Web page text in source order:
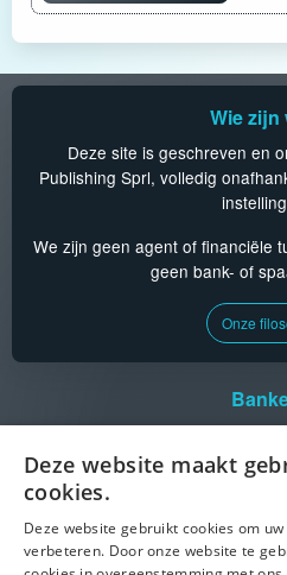
Wie zijn
Deze site is geschreven en
Publishing Sprl, volledig
We zijn geen agent of financiële
geen bank- of
Onze
BankB
Belfius
Beobank
BNP Paribas
Fortis
Crelan
Deutsche Bank
Fintro
ING
Deze website maakt
cookies.
Deze website gebruikt cookies om
verbeteren. Door onze website te